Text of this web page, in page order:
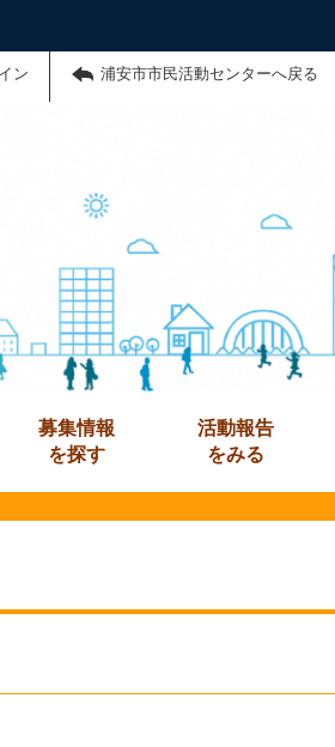
ン 浦安市市民活動センターへ戻る
募集情報
を探す
活動報告
をみる